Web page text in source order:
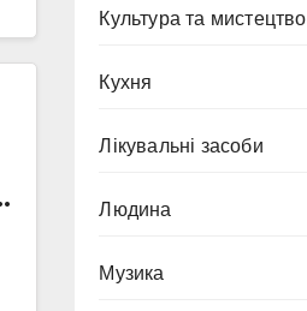
Культура та мистецтво
Кухня
Лікувальні засоби
Людина
Музика